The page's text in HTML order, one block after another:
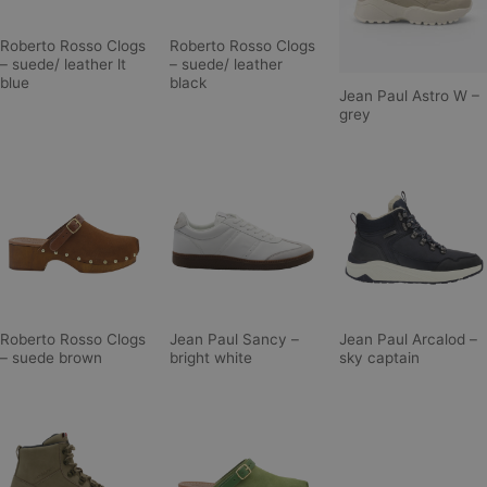
Roberto Rosso Clogs
– suede/ leather lt
blue
Roberto Rosso Clogs
– suede/ leather
black
Jean Paul Astro W –
grey
Roberto Rosso Clogs
– suede brown
Jean Paul Sancy –
bright white
Jean Paul Arcalod –
sky captain